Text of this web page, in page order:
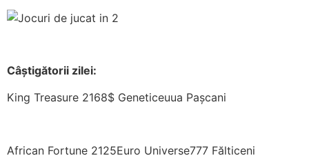
Câștigătorii zilei:
King Treasure 2168$ Geneticeuua Pașcani
African Fortune 2125Euro Universe777 Fălticeni